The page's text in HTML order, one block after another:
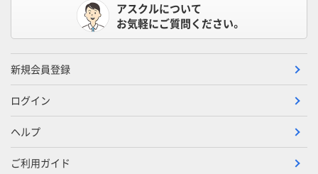
アスクルについて
お気軽にご質問ください。
新規会員登録
ログイン
ヘルプ
ご利用ガイド